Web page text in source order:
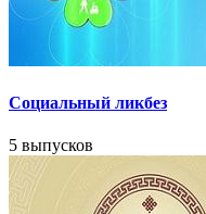
Социальный ликбез
5 выпусков